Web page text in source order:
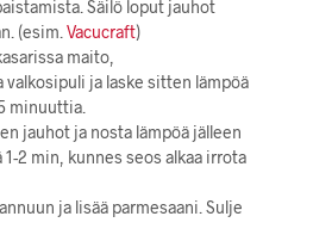
Säilö loput jauhot
(esim.Vacucraft)
maito,
ja laske sitten lämpöä
minuuttia.
jauhot ja nosta lämpöä jälleen
2 min, kunnes seos alkaa irrota
ja lisää parmesaani. Sulje